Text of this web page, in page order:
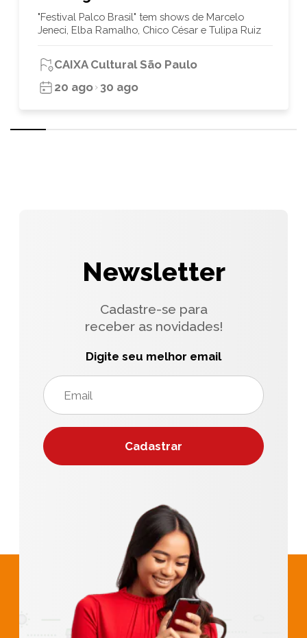
"Festival Palco Brasil" tem shows de Marcelo
Jeneci, Elba Ramalho, Chico César e Tulipa Ruiz
CAIXA Cultural São Paulo
20 ago 30 ago
Newsletter
Cadastre-se para
receber as novidades!
Digite seu melhor email